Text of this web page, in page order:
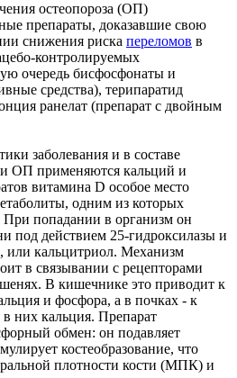
остеопороза (ОП)
препараты, доказавшие свою
снижения риска переломов в
контролируемых
очередь бисфосфонаты и
средства), терипаратид
ранелат (препарат с двойным
заболевания и в составе
ОП применяются кальций и
витамина D особое место
одним из которых
При попадании в организм он
под действием 25-гидроксилазы и
или кальцитриол. Механизм
в связывании с рецепторами
В кишечнике это приводит к
и фосфора, а в почках - к
них кальция. Препарат
обмен: он подавляет
костеобразование, что
плотности кости (МПК) и